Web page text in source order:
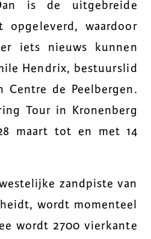
is de uitgebreide
opgeleverd, waardoor
iets nieuws kunnen
Hendrix, bestuurslid
Centre de Peelbergen.
Tour in Kronenberg
maart tot en met 14
zandpiste van
wordt momenteel
wordt 2700 vierkante